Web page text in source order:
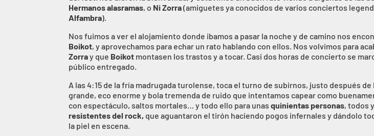
Hermanos alasramas, o Ni Zorra(amiguetes ya conocidos de varios conciertos
Alfambra).
Nos fuimos a ver el alojamiento donde ibamos a pasar la noche y de camino nos
Boikot, y aprovechamos para echar un rato hablando con ellos. Nos volvimos para
Zorray que Boikot montasen los trastos y a tocar. Casi dos horas de concierto se
público entregado.
A las 4:15 de la fría madrugada turolense, toca el turno de subirnos, justo después
grande, eco enorme y bola tremenda de ruido que intentamos capear como
con espectáculo, saltos mortales… y todo ello para unasquinientas personas, todos
resistentes del rock, que aguantaron el tirón haciendo pogos infernales y dándolo
la piel en escena.